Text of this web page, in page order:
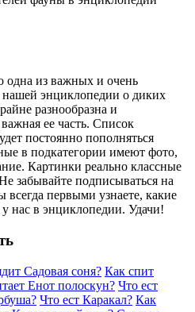
одна из важных и очень
нашей энциклопедии о диких
разнообразна и
ее часть. Список
постоянно пополняться
в подкатегории имеют фото,
Картинки реально классные
забывайте подписываться на
всегда первыми узнаете, какие
нас в энциклопедии. Удачи!
Садовая соня? Как спит
Енот полоскун? Что ест
Что ест Каракал? Как